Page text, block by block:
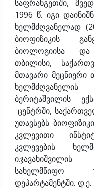
საფრანგეთში,
1996 წ. იგი
ხელმძღვანელად
ბიოფიზიკის
ბიოლოგიისა და
თბილისი,
მთავარი მეცნიერი
ბერიტაშვილის
ცენტრში,
უთავსებს
კვლევითი
კვლევების
სახელმწიფო
დეპარტამენტში. დ.ე.